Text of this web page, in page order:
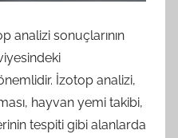
analizi sonuçlarının
İzotop analizi,
hayvan yemi takibi,
tespiti gibi alanlarda